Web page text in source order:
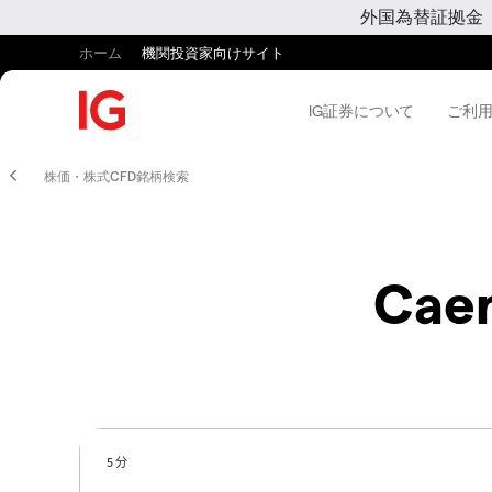
外国為替証拠金
ホーム 機関投資家向けサイト
IG証券について ご利
株価・株式CFD銘柄検索
5 分